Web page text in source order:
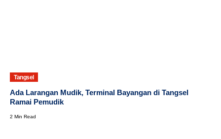
Tangsel
Ada Larangan Mudik, Terminal Bayangan di Tangsel
Ramai Pemudik
2 Min Read